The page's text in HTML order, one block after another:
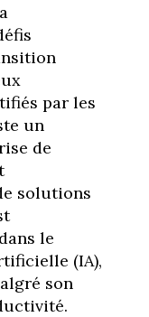
par les
un
de
solutions
le
(IA),
son